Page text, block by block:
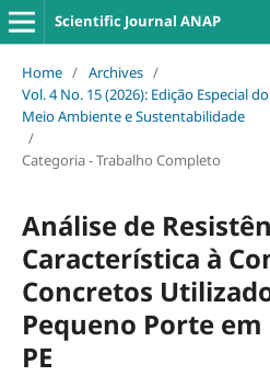
Scientific Journal ANAP
Home / Archives /
Vol. 4 No. 15 (2026): Edição Especial
Meio Ambiente e Sustentabilidade
/
Categoria - Trabalho Completo
Análise de
Característica à
Concretos
Pequeno Porte em
PE